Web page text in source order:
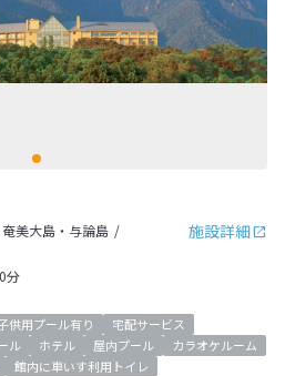
施設詳細
美大島・与論島
分
供用プール有り
宅配サービス
ル ホテル 屋内プール
カラオケルーム
館内に車いす利用トイレ